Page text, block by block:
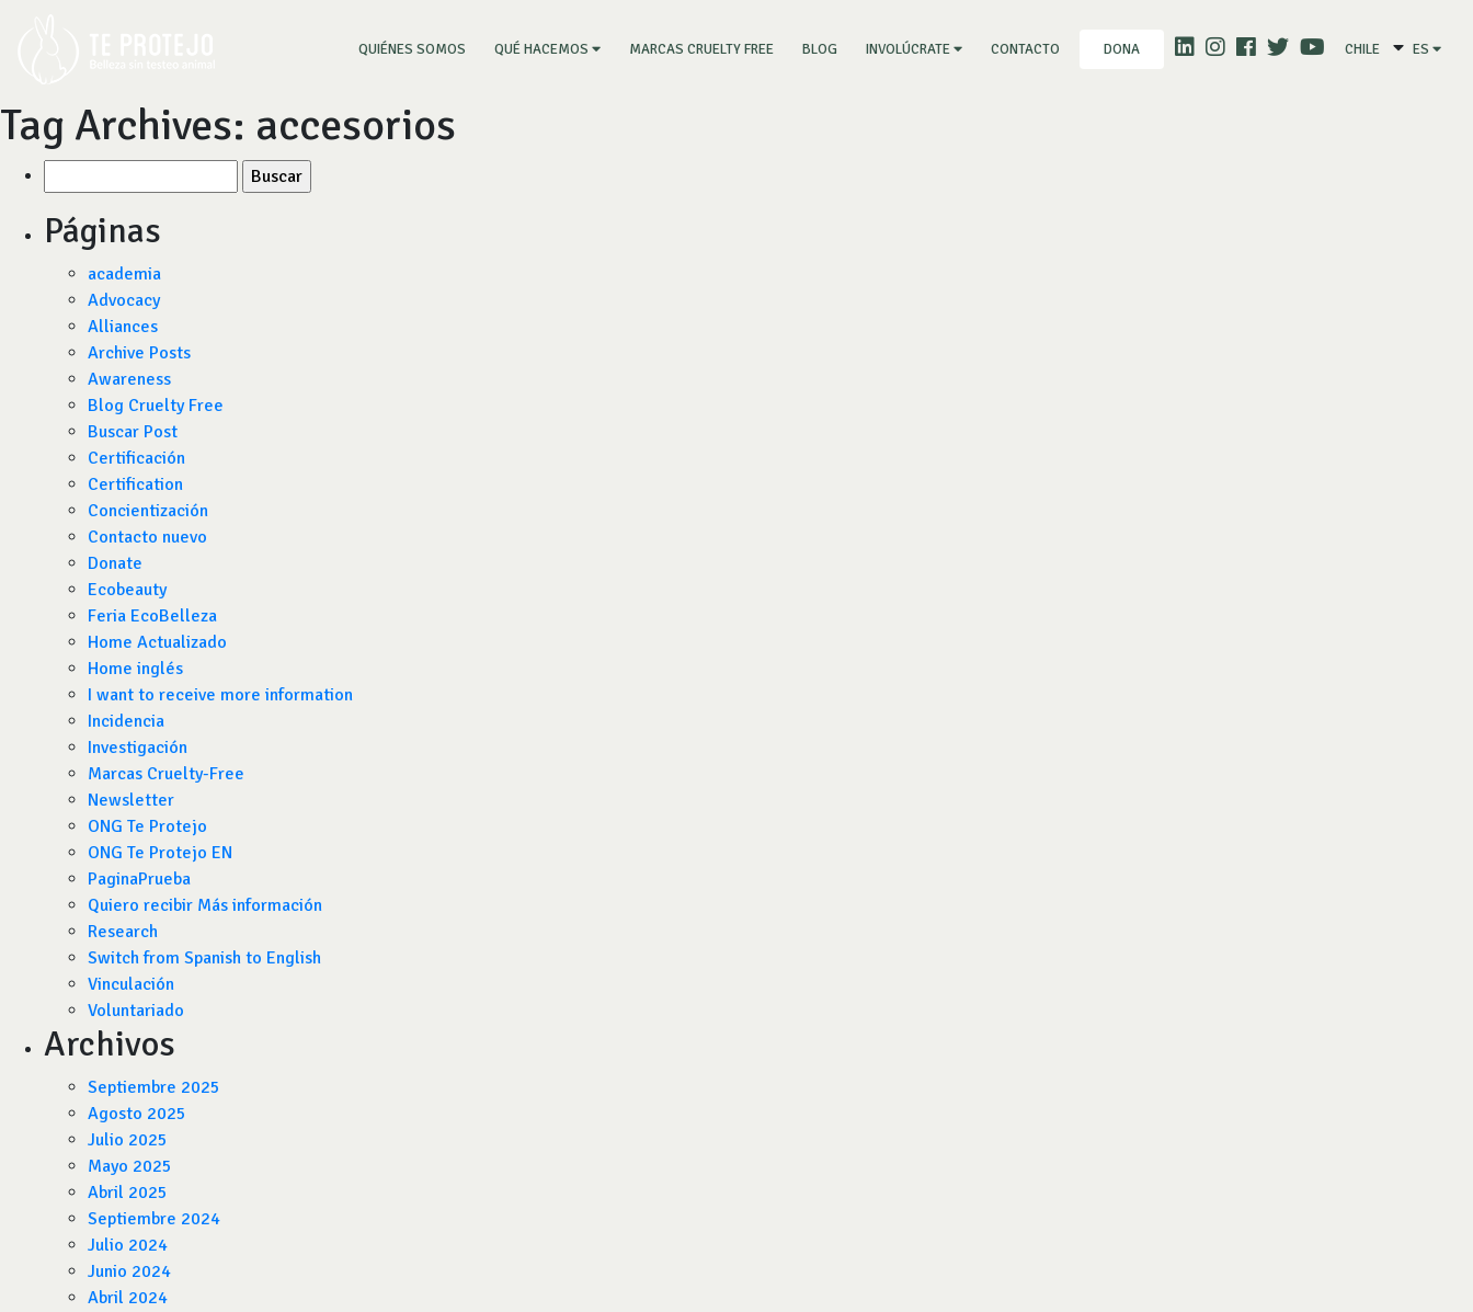
QUIÉNES SOMOS (CURRENT)
QUÉ HACEMOS MARCAS CRUELTY FREE BLOG INVOLÚCRATE CONTACTO DONA CHILE ES
Tag Archives: accesorios
por:
Páginas
academia
Advocacy
Alliances
Archive Posts
Awareness
Blog Cruelty Free
Buscar Post
Certificación
Certification
Concientización
Contacto nuevo
Donate
Ecobeauty
Feria EcoBelleza
Home Actualizado
Home inglés
I want to receive more information
Incidencia
Investigación
Marcas Cruelty-Free
Newsletter
ONG Te Protejo
ONG Te Protejo EN
PaginaPrueba
Quiero recibir Más información
Research
Switch from Spanish to English
Vinculación
Voluntariado
Archivos
Septiembre 2025
Agosto 2025
Julio 2025
Mayo 2025
Abril 2025
Septiembre 2024
Julio 2024
Junio 2024
Abril 2024